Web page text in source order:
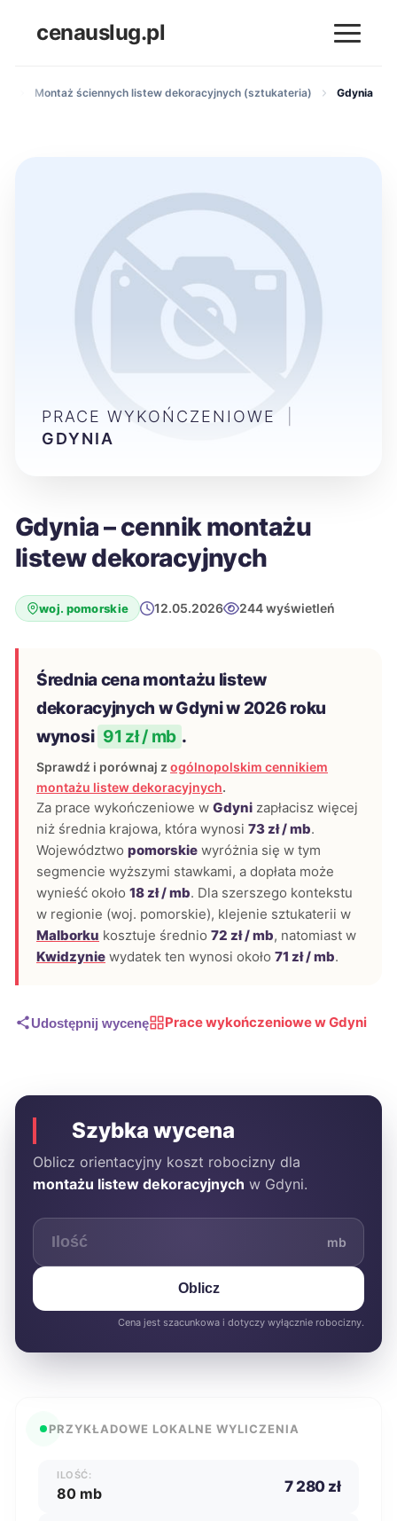
cenauslug.pl
Montaż ściennych listew dekoracyjnych (sztukateria) Gdynia
Gdynia – cennik montażu
listew dekoracyjnych
woj. pomorskie 12.05.2026 244 wyświetleń
Średnia cena montażu listew
dekoracyjnych w Gdyni w 2026 roku
wynosi 91 zł / mb .
Sprawdź i porównaj z ogólnopolskim cennikiem
montażu listew dekoracyjnych.
Za prace wykończeniowe w Gdyni zapłacisz więcej
niż średnia krajowa, która wynosi 73 zł / mb.
Województwo pomorskie wyróżnia się w tym
segmencie wyższymi stawkami, a dopłata może
wynieść około 18 zł / mb. Dla szerszego kontekstu
w regionie (woj. pomorskie), klejenie sztukaterii w
Malborku kosztuje średnio 72 zł / mb, natomiast w
Kwidzynie wydatek ten wynosi około 71 zł / mb.
Udostępnij wycenę Prace wykończeniowe w Gdyni
PRACE WYKOŃCZENIOWE
GDYNIA
Szybka wycena
Oblicz orientacyjny koszt robocizny dla
montażu listew dekoracyjnych w Gdyni.
mb
Oblicz
Cena jest szacunkowa i dotyczy wyłącznie robocizny.
PRZYKŁADOWE LOKALNE WYLICZENIA
ILOŚĆ:
80 mb 7 280 zł